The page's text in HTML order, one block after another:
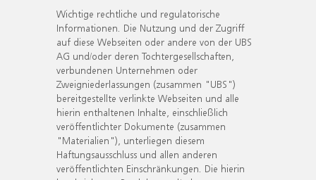
Wichtige rechtliche und regulatorische
Informationen. Die Nutzung und der Zugriff
auf diese Webseiten oder andere von der UBS
AG und/oder deren Tochtergesellschaften,
verbundenen Unternehmen oder
Zweigniederlassungen (zusammen "UBS")
bereitgestellte verlinkte Webseiten und alle
hierin enthaltenen Inhalte, einschließlich
veröffentlichter Dokumente (zusammen
"Materialien"), unterliegen diesem
Haftungsausschluss und allen anderen
veröffentlichten Einschränkungen. Die hierin